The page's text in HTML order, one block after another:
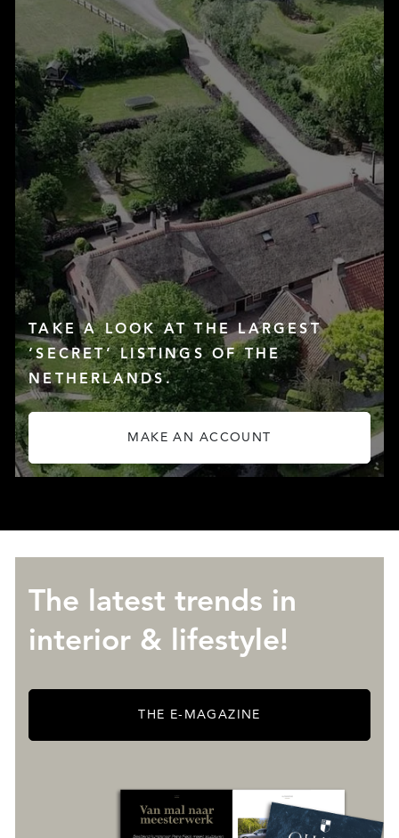
TAKE A LOOK AT THE LARGEST
‘SECRET’ LISTINGS OF THE
NETHERLANDS.
MAKE AN ACCOUNT
The latest trends in
interior & lifestyle!
THE E-MAGAZINE
LISTINGS
SERVICES